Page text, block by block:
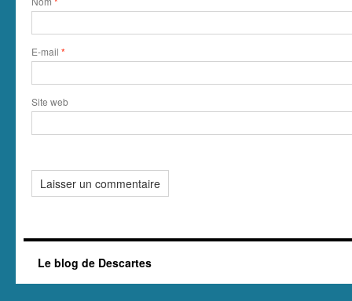
E-mail *
Site web
Le blog de Descartes